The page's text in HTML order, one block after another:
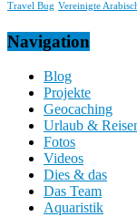
Travel Bug Vereinigte
Navigation
Blog
Projekte
Geocaching
Urlaub &
Fotos
Videos
Dies & das
Das Team
Aquaristik